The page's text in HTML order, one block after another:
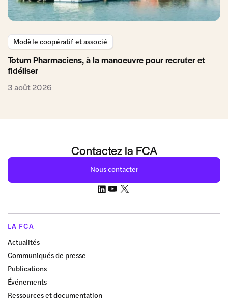
Modèle coopératif et associé
Totum Pharmaciens, à la manoeuvre pour recruter et
fidéliser
3 août 2026
Contactez la FCA
Nous contacter
LA FCA
Actualités
Communiqués de presse
Publications
Événements
Ressources et documentation